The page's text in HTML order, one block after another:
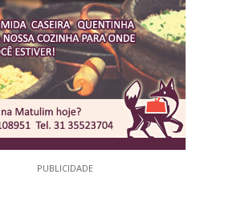
PUBLICIDADE